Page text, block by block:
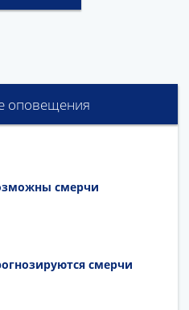
оповещения
смерчи
смерчи